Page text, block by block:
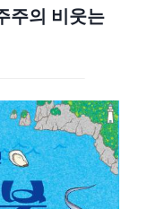
주의 비웃는